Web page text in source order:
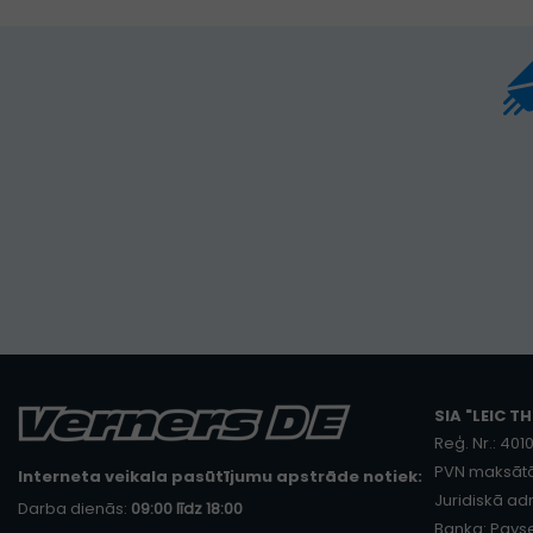
Interneta veikala pasūtījumu apstrāde notiek:
Darba dienās: 09:00 līdz 18:00
SIA "LEIC
Reģ. Nr.:
PVN
Juridiskā